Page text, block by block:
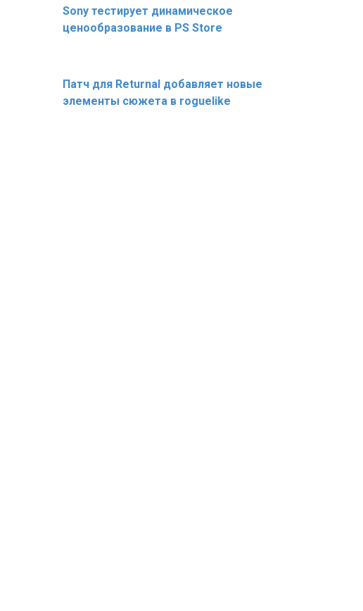
Sony тестирует динамическое
ценообразование в PS Store
Патч для Returnal добавляет новые
элементы сюжета в roguelike